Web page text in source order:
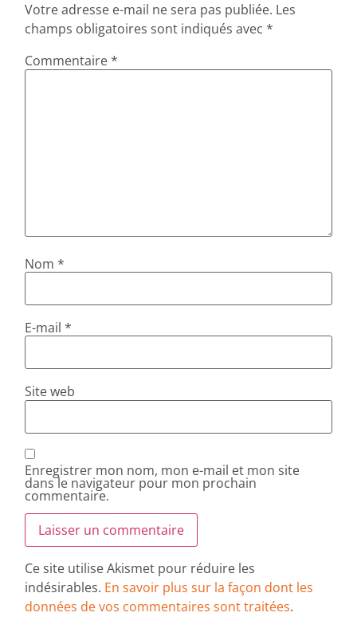
Votre adresse e-mail ne sera pas publiée. Les
champs obligatoires sont indiqués avec*
Commentaire*
Nom*
E-mail*
Site web
Enregistrer mon nom, mon e-mail et mon site
dans le navigateur pour mon prochain
commentaire.
Ce site utilise Akismet pour réduire les
indésirables. En savoir plus sur la façon dont les
données de vos commentaires sont traitées.